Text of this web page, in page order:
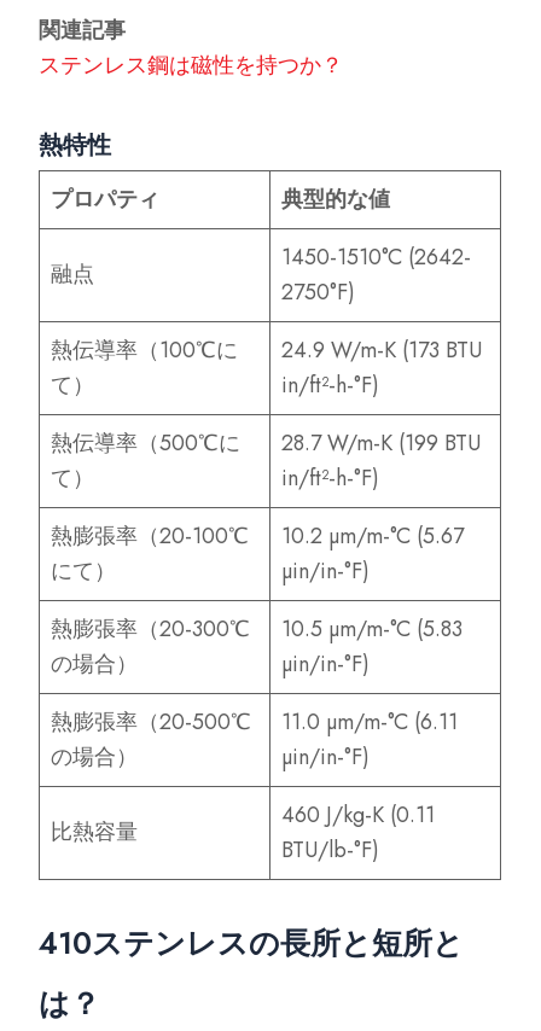
関連記事
ステンレス鋼は磁性を持つか？
熱特性
プロパティ 典型的な値
融点
1450-1510°C (2642-
2750°F)
熱伝導率（100℃に
て）
24.9 W/m-K (173 BTU
in/ft²-h-°F)
熱伝導率（500℃に
て）
28.7 W/m-K (199 BTU
in/ft²-h-°F)
熱膨張率（20-100℃
にて）
10.2 µm/m-°C (5.67
µin/in-°F)
熱膨張率（20-300℃
の場合）
10.5 µm/m-°C (5.83
µin/in-°F)
熱膨張率（20-500℃
の場合）
11.0 µm/m-°C (6.11
µin/in-°F)
比熱容量
460 J/kg-K (0.11
BTU/lb-°F)
410ステンレスの長所と短所と
は？